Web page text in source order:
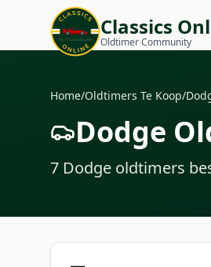
Classics
Oldtimer Community
Home/Oldtimers Te Koop/
Dodge
7 Dodge oldtimers